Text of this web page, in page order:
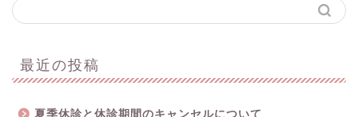
最近の投稿
夏季休診と休診期間のキャンセルについて